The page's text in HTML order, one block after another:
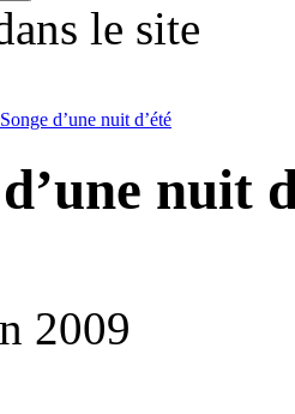
le site
d’une nuit d’été
nuit
2009